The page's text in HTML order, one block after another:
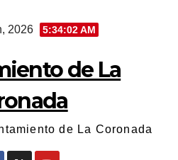
2026 5:34:02 AM
de La
de La Coronada